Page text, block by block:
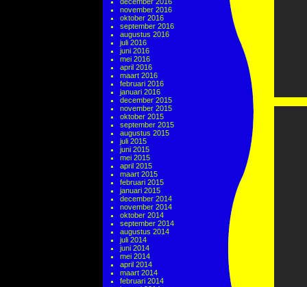
november 2016
oktober 2016
september 2016
augustus 2016
juli 2016
juni 2016
mei 2016
april 2016
maart 2016
februari 2016
januari 2016
december 2015
november 2015
oktober 2015
september 2015
augustus 2015
juli 2015
juni 2015
mei 2015
april 2015
maart 2015
februari 2015
januari 2015
december 2014
november 2014
oktober 2014
september 2014
augustus 2014
juli 2014
juni 2014
mei 2014
april 2014
maart 2014
februari 2014